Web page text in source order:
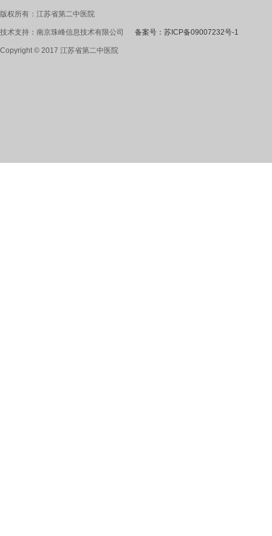
版权所有：江苏省第二中医院
技术支持：南京珠峰信息技术有限公司 备案号：苏ICP备09007232号-1
Copyright © 2017 江苏省第二中医院